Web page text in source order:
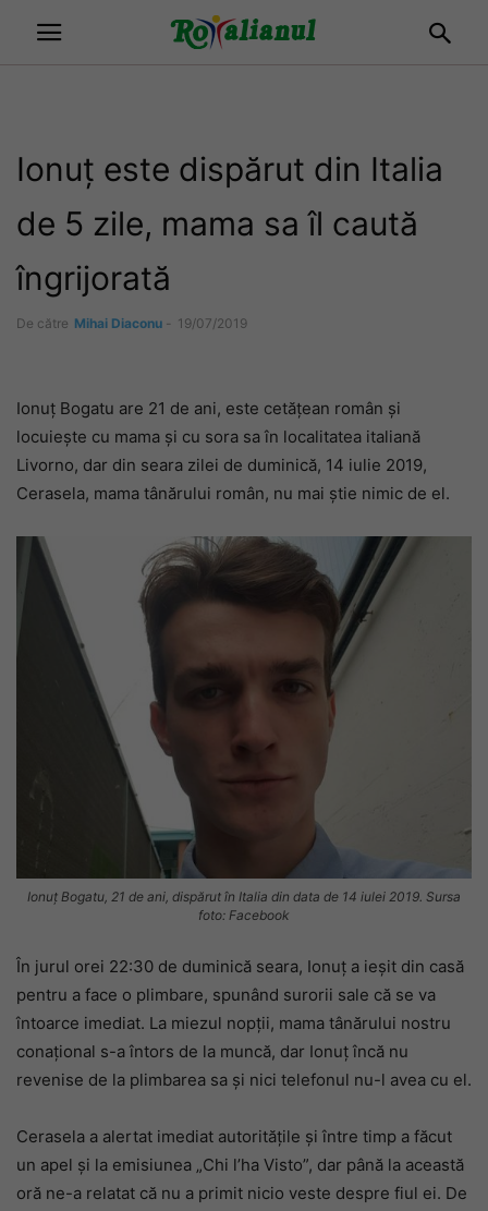
Ionuț este dispărut din Italia
de 5 zile, mama sa îl caută
îngrijorată
De către Mihai Diaconu - 19/07/2019
Ionuț Bogatu are 21 de ani, este cetățean român și
locuiește cu mama și cu sora sa în localitatea italiană
Livorno, dar din seara zilei de duminică, 14 iulie 2019,
Cerasela, mama tânărului român, nu mai știe nimic de el.
Ionuț Bogatu, 21 de ani, dispărut în Italia din data de 14 iulei 2019. Sursa
foto: Facebook
În jurul orei 22:30 de duminică seara, Ionuț a ieșit din casă
pentru a face o plimbare, spunând surorii sale că se va
întoarce imediat. La miezul nopții, mama tânărului nostru
conațional s-a întors de la muncă, dar Ionuț încă nu
revenise de la plimbarea sa și nici telefonul nu-l avea cu el.
Cerasela a alertat imediat autoritățile și între timp a făcut
un apel și la emisiunea „Chi l’ha Visto”, dar până la această
oră ne-a relatat că nu a primit nicio veste despre fiul ei. De